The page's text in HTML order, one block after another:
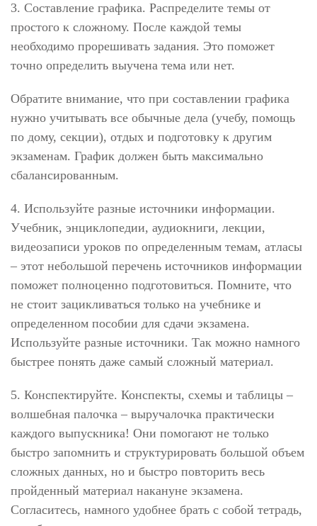
3. Составление графика. Распределите темы от
простого к сложному. После каждой темы
необходимо прорешивать задания. Это поможет
точно определить выучена тема или нет.
Обратите внимание, что при составлении графика
нужно учитывать все обычные дела (учебу, помощь
по дому, секции), отдых и подготовку к другим
экзаменам. График должен быть максимально
сбалансированным.
4. Используйте разные источники информации.
Учебник, энциклопедии, аудиокниги, лекции,
видеозаписи уроков по определенным темам, атласы
– этот небольшой перечень источников информации
поможет полноценно подготовиться. Помните, что
не стоит зацикливаться только на учебнике и
определенном пособии для сдачи экзамена.
Используйте разные источники. Так можно намного
быстрее понять даже самый сложный материал.
5. Конспектируйте. Конспекты, схемы и таблицы –
волшебная палочка – выручалочка практически
каждого выпускника! Они помогают не только
быстро запомнить и структурировать большой объем
сложных данных, но и быстро повторить весь
пройденный материал накануне экзамена.
Согласитесь, намного удобнее брать с собой тетрадь,